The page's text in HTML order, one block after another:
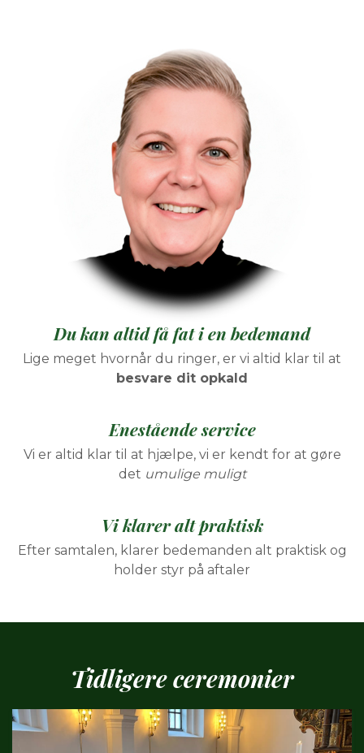
Du kan altid få fat i en bedemand
Lige meget hvornår du ringer, er vi altid klar til at
besvare dit opkald
Enestående service
Vi er altid klar til at hjælpe, vi er kendt for at gøre
det umulige muligt
Vi klarer alt praktisk
Efter samtalen, klarer bedemanden alt praktisk og
holder styr på aftaler
Tidligereceremonier